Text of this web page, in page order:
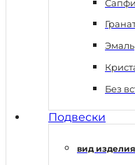
Эмаль
Без
Подвески
вид изделия